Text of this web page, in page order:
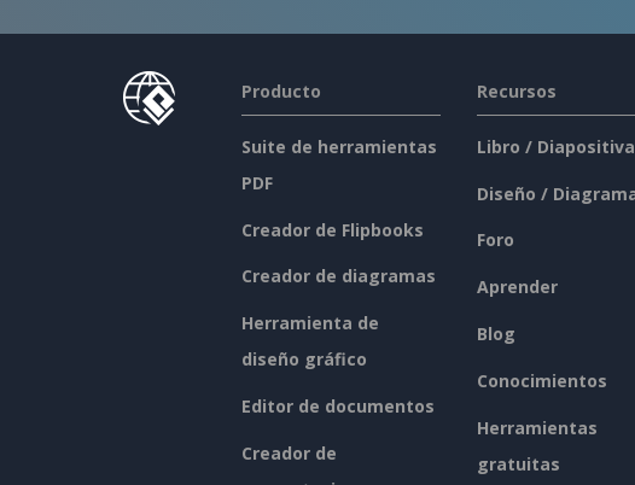
Producto
Suite de herramientas
PDF
Creador de Flipbooks
Creador de diagramas
Herramienta de
diseño gráfico
Editor de documentos
Creador de
Recursos
Libro /
Diseño /
Foro
Aprender
Blog
Conocimientos
Herramientas
gratuitas